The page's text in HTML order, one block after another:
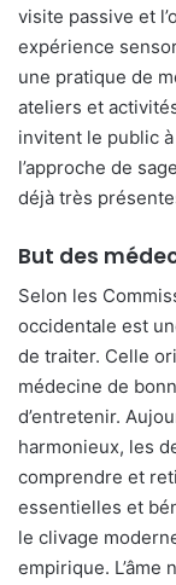
visite passive et
expérience
une pratique de
ateliers et
invitent le public
l’approche de
déjà très
But des
Selon les
occidentale est
de traiter. Celle
médecine de
d’entretenir.
harmonieux, les
comprendre et
essentielles et
le clivage
empirique. L’âme